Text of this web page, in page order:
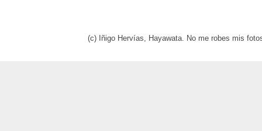
(c) Iñigo Hervías, Hayawata. No me robes mis